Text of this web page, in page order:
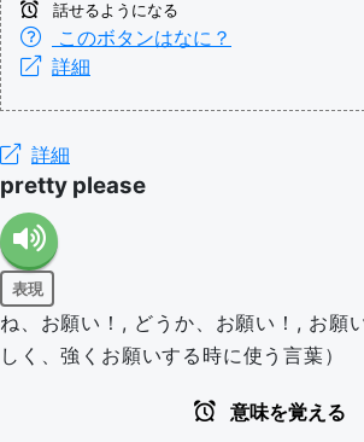
話せるようになる
このボタンはなに？
詳細
詳細
pretty please
表現
ね、お願い！, どうか、お願い！, お願
しく、強くお願いする時に使う言葉）
意味を覚える